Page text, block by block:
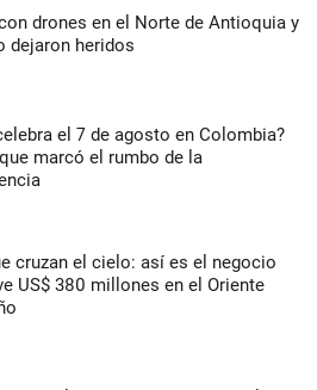
drones en el Norte de Antioquia y
dejaron heridos
el 7 de agosto en Colombia?
marcó el rumbo de la
cruzan el cielo: así es el negocio
US$ 380 millones en el Oriente